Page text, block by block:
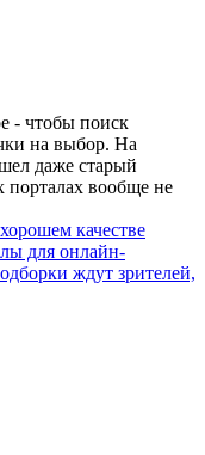
- чтобы поиск
на выбор. На
даже старый
порталах вообще не
качестве
для онлайн-
ждут зрителей,